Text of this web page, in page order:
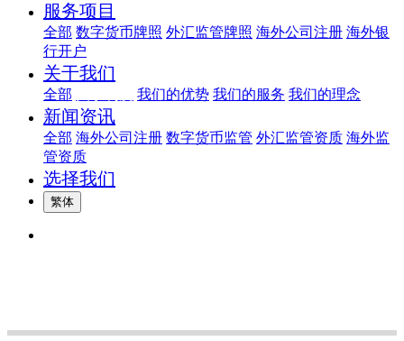
服务项目
全部 数字货币牌照 外汇监管牌照 海外公司注册 海外银
行开户
关于我们
全部 我们的优势 我们的服务 我们的理念
新闻资讯
全部 海外公司注册 数字货币监管 外汇监管资质 海外监
管资质
选择我们
繁体